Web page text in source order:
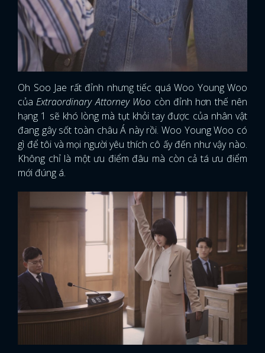
Oh Soo Jae rất đỉnh nhưng tiếc quá Woo Young Woo
củaExtraordinary Attorney Woo còn đỉnh hơn thế nên
hạng 1 sẽ khó lòng mà tụt khỏi tay được của nhân vật
đang gây sốt toàn châu Á này rồi. Woo Young Woo có
gì để tôi và mọi người yêu thích cô ấy đến như vậy nào.
Không chỉ là một ưu điểm đâu mà còn cả tá ưu điểm
mới đúng á.